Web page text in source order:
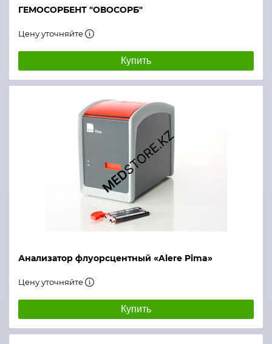
ГЕМОСОРБЕНТ "ОВОСОРБ"
Цену уточняйте
Купить
Анализатор флуорсцентный «Alere Pima»
Цену уточняйте
Купить